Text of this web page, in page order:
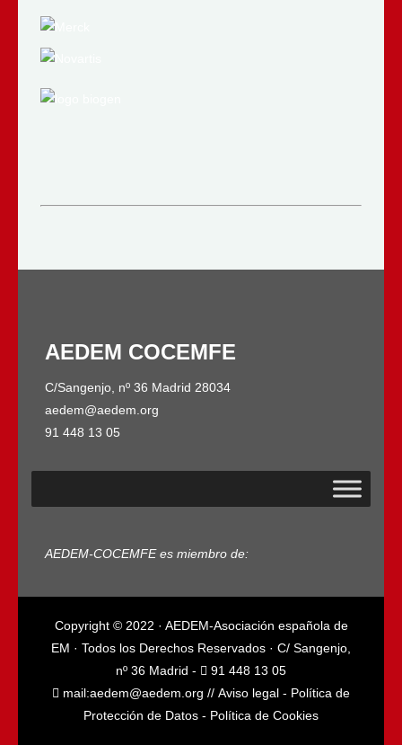
AEDEM COCEMFE
C/Sangenjo, nº 36 Madrid 28034
aedem@aedem.org
91 448 13 05
AEDEM-COCEMFE es miembro de:
Copyright © 2022 · AEDEM-Asociación española de
EM · Todos los Derechos Reservados · C/ Sangenjo,
nº 36 Madrid -
91 448 13 05
mail:aedem@aedem.org // Aviso legal - Política de
Protección de Datos - Política de Cookies